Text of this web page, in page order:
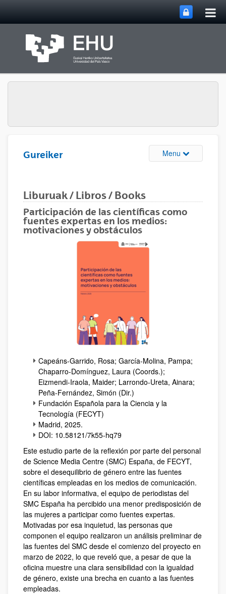
Gureiker Menu Toggle site
Liburuak / Libros / Books
Participación de las científicas como
fuentes expertas en los medios:
motivaciones y obstáculos
Capeáns-Garrido, Rosa; García-Molina, Pampa;
Chaparro-Domínguez, Laura (Coords.);
Eizmendi-Iraola, Maider; Larrondo-Ureta, Ainara;
Peña-Fernández, Simón (Dir.)
Fundación Española para la Ciencia y la
Tecnología (FECYT)
Madrid, 2025.
DOI: 10.58121/7k55-hq79
Este estudio parte de la reflexión por parte del personal
de Science Media Centre (SMC) España, de FECYT,
sobre el desequilibrio de género entre las fuentes
científicas empleadas en los medios de comunicación.
En su labor informativa, el equipo de periodistas del
SMC España ha percibido una menor predisposición de
las mujeres a participar como fuentes expertas.
Motivadas por esa inquietud, las personas que
componen el equipo realizaron un análisis preliminar de
las fuentes del SMC desde el comienzo del proyecto en
marzo de 2022, lo que reveló que, a pesar de que la
oficina muestre una clara sensibilidad con la igualdad
de género, existe una brecha en cuanto a las fuentes
empleadas.